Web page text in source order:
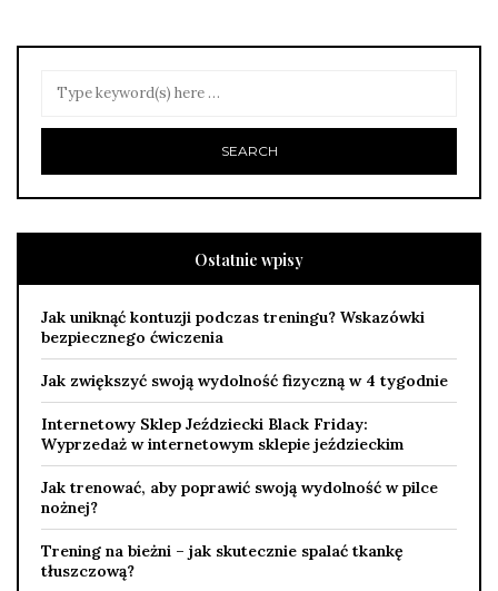
Ostatnie wpisy
Jak uniknąć kontuzji podczas treningu? Wskazówki
bezpiecznego ćwiczenia
Jak zwiększyć swoją wydolność fizyczną w 4 tygodnie
Internetowy Sklep Jeździecki Black Friday:
Wyprzedaż w internetowym sklepie jeździeckim
Jak trenować, aby poprawić swoją wydolność w pilce
nożnej?
Trening na bieżni – jak skutecznie spalać tkankę
tłuszczową?